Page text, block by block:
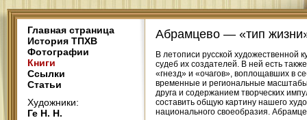
Главная страница
История ТПХВ
Фотографии
Книги
Ссылки
Статьи
Художники:
Ге Н. Н.
Абрамцево — «тип
В летописи русской художественной
судеб их создателей. В ней есть
«гнезд» и «очагов», воплощавших в
временные и региональные масштабы
друга и содержанием творческих
составить общую картину нашего
национального своеобразия.